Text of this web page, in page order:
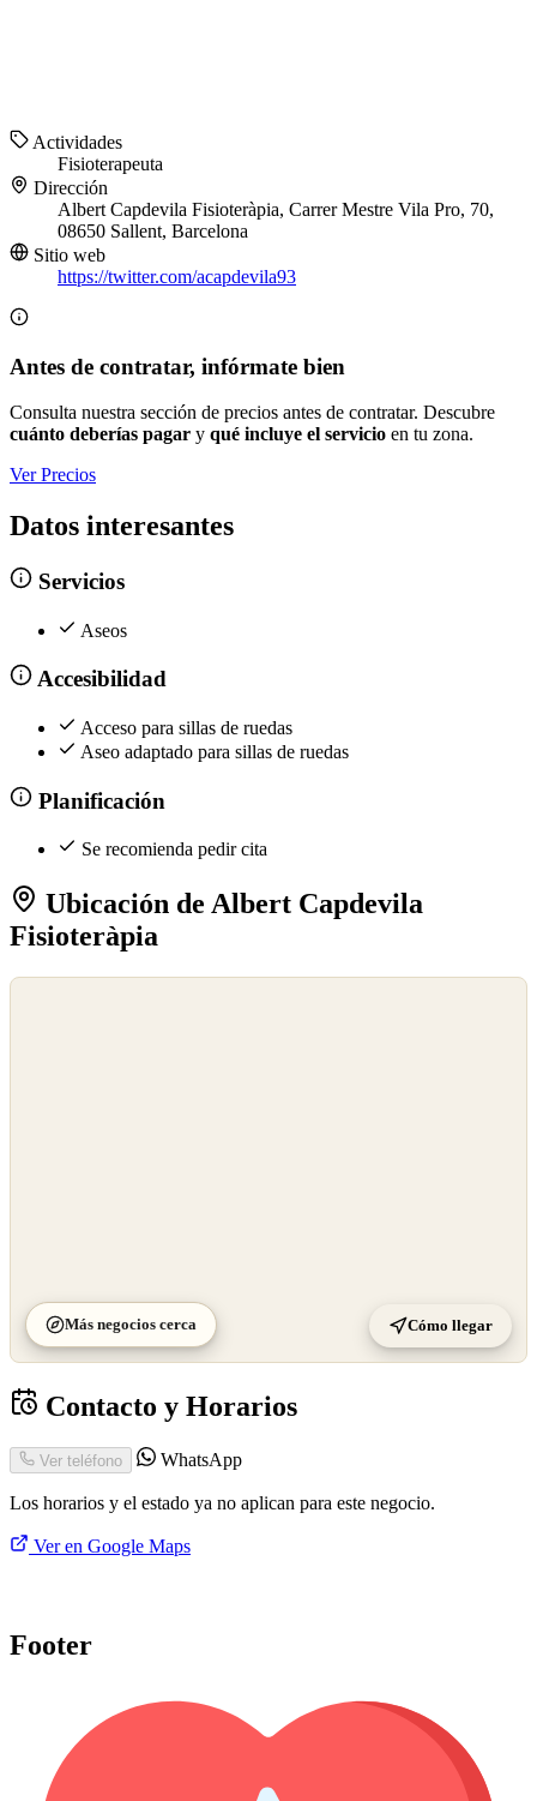
Actividades
Fisioterapeuta
Dirección
Albert Capdevila Fisioteràpia, Carrer Mestre Vila Pro, 70,
08650 Sallent, Barcelona
Sitio web
https://twitter.com/acapdevila93
Antes de contratar, infórmate bien
Consulta nuestra sección de precios antes de contratar. Descubre
cuánto deberías pagar y qué incluye el servicio en tu zona.
Ver Precios
Datos interesantes
Servicios
Aseos
Accesibilidad
Acceso para sillas de ruedas
Aseo adaptado para sillas de ruedas
Planificación
Se recomienda pedir cita
Ubicación de Albert Capdevila
Fisioteràpia
Más negocios cerca Cómo llegar
Contacto y Horarios
Ver teléfono WhatsApp
Los horarios y el estado ya no aplican para este negocio.
Ver en Google Maps
Footer